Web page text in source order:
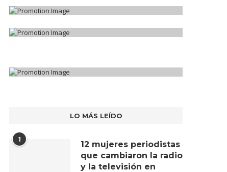
LO MÁS LEÍDO
1
12 mujeres periodistas
que cambiaron la radio
y la televisión en